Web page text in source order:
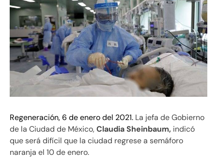
Regeneración, 6 de enero del 2021. La jefa de Gobierno
de la Ciudad de México,Claudia Sheinbaum, indicó
que será difícil que la ciudad regrese a semáforo
naranja el 10 de enero.